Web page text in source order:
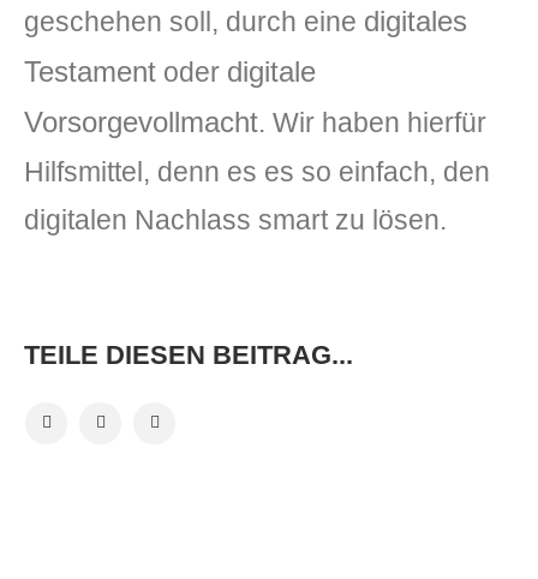
geschehen soll, durch eine digitales
Testament oder digitale
Vorsorgevollmacht. Wir haben hierfür
Hilfsmittel, denn es es so einfach, den
digitalen Nachlass smart zu lösen.
TEILE DIESEN BEITRAG...